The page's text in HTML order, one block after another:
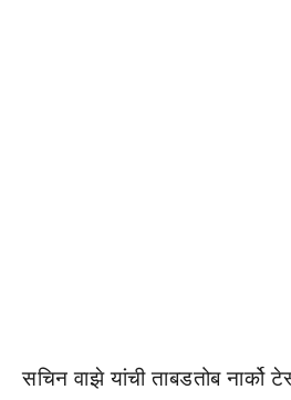
सचिन वाझे यांची ताबडतोब नार्को